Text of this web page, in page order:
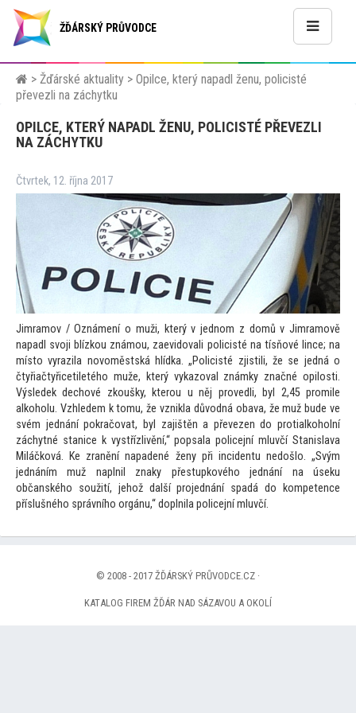
ŽĎÁRSKÝ PRŮVODCE
> Žďárské aktuality > Opilce, který napadl ženu, policisté
převezli na záchytku
OPILCE, KTERÝ NAPADL ŽENU, POLICISTÉ PŘEVEZLI
NA ZÁCHYTKU
Čtvrtek, 12. října 2017
Jimramov / Oznámení o muži, který v jednom z domů v Jimramově
napadl svoji blízkou známou, zaevidovali policisté na tísňové lince; na
místo vyrazila novoměstská hlídka. „Policisté zjistili, že se jedná o
čtyřiačtyřicetiletého muže, který vykazoval známky značné opilosti.
Výsledek dechové zkoušky, kterou u něj provedli, byl 2,45 promile
alkoholu. Vzhledem ktomu, že vznikla důvodná obava, že muž bude ve
svém jednání pokračovat, byl zajištěn a převezen do protialkoholní
záchytné stanice k vystřízlivění,“ popsala policejní mluvčí Stanislava
Miláčková. Ke zranění napadené ženy při incidentu nedošlo. „Svým
jednáním muž naplnil znaky přestupkového jednání na úseku
občanského soužití, jehož další projednání spadá do kompetence
příslušného správního orgánu,“ doplnila policejní mluvčí.
© 2008 - 2017 ŽĎÁRSKÝ PRŮVODCE.CZ ·
KATALOG FIREM ŽĎÁR NAD SÁZAVOU A OKOLÍ